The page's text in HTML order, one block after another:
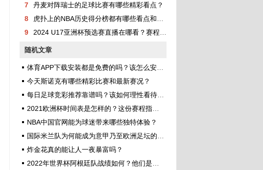
7
丹麦对阵瑞士的足球比赛有哪些精彩看点？
8
虎扑上的NBA历史得分榜都有哪些看点和细节？
9
2024 U17亚洲杯预选赛直播在哪看？赛程、参赛队和看点全解析
随机文章
体育APP下载安装都是免费的吗？该怎么安全获取？
今天斯诺克有哪些精彩比赛和最新赛况？
每日足球竞彩推荐靠谱吗？该如何理性看待和使用？
2021欧洲杯时间表是怎样的？这份赛程指南帮你快速梳理！
NBA中国官网能为球迷带来哪些独特体验？
国际米兰队为何能成为意甲乃至欧洲足坛的常青树？
炸金花真的能让人一夜暴富吗？
2022年世界杯阿根廷队战绩如何？他们是如何夺冠的？